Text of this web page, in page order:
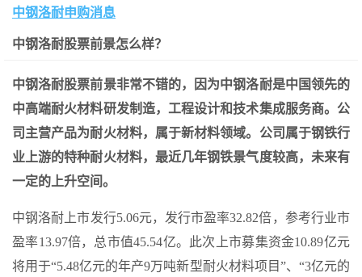
中钢洛耐申购消息
中钢洛耐股票前景怎么样？
中钢洛耐股票前景非常不错的，因为中钢洛耐是中国领先的
中高端耐火材料研发制造，工程设计和技术集成服务商。公
司主营产品为耐火材料，属于新材料领域。公司属于钢铁行
业上游的特种耐火材料，最近几年钢铁景气度较高，未来有
一定的上升空间。
中钢洛耐上市发行5.06元，发行市盈率32.82倍，参考行业市
盈率13.97倍，总市值45.54亿。此次上市募集资金10.89亿元
将用于“5.48亿元的年产9万吨新型耐火材料项目”、“3亿元的